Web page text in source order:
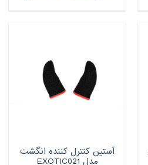
آستین کنترل کننده انگشت
مدل EXOTIC021